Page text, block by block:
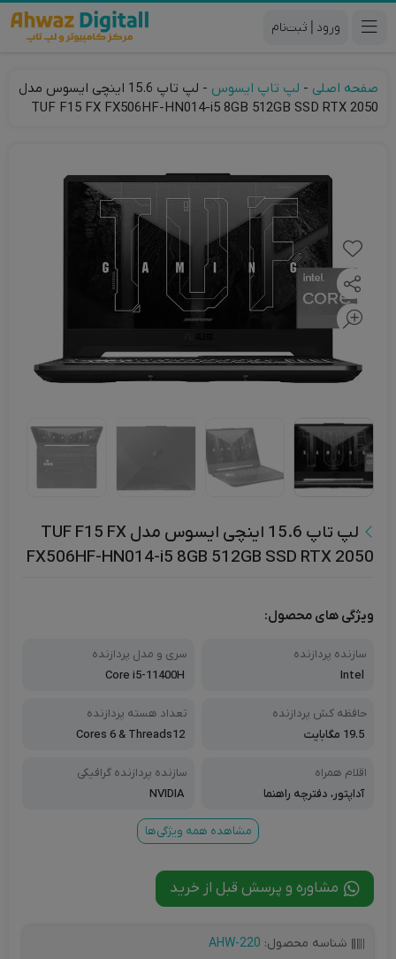
|
صفحه اصلی - لپ تاپ ایسوس -
لپ تاپ 15.6 اینچی ایسوس مدل
TUF F15 FX FX506HF-HN014-i5 8GB 512GB SSD RTX 2050
لپ تاپ 15.6 اینچی ایسوس مدل TUF F15 FX
FX506HF-HN014-i5 8GB 512GB SSD RTX 2050
ویژگی های محصول:
سازنده پردازنده
Intel
سری و مدل پردازنده
Core i5-11400H
حافظه کش پردازنده
19.5 مگابایت
تعداد هسته پردازنده
Cores 6 & Threads12
اقلام همراه
آداپتور، دفترچه راهنما
سازنده پردازنده گرافیکی
NVIDIA
مشاهده همه ویژگی‌ها
مشاوره و پرسش قبل از خرید
شناسه محصول: AHW-220